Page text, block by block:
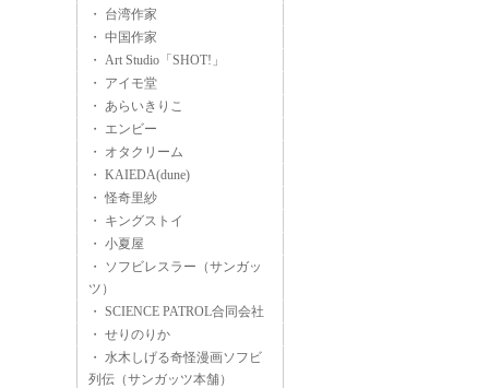
・ 台湾作家
・ 中国作家
・ Art Studio「SHOT!」
・ アイモ堂
・ あらいきりこ
・ エンビー
・ オタクリーム
・ KAIEDA(dune)
・ 怪奇里紗
・ キングストイ
・ 小夏屋
・ ソフビレスラー（サンガッ
ツ）
・ SCIENCE PATROL合同会社
・ せりのりか
・ 水木しげる奇怪漫画ソフビ
列伝（サンガッツ本舗）